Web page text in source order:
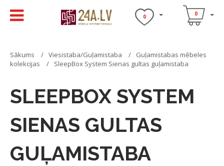
0 0
Sākums Viesistaba/Guļamistaba
Guļamistabas mēbeles
kolekcijas
SleepBox System Sienas gultas guļamistaba
SLEEPBOX SYSTEM
SIENAS GULTAS
GUĻAMISTABA